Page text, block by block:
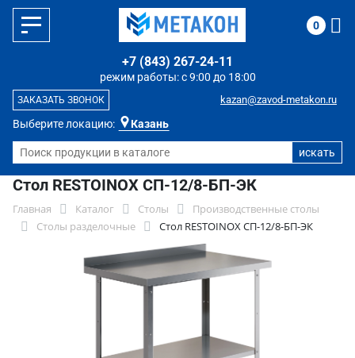
Выберите локацию: Казань
режим работы: с 9:00 до 18:00
+7 (843) 267-24-11
kazan@zavod-metakon.ru
ЗАКАЗАТЬ ЗВОНОК
0
Стол RESTOINOX СП-12/8-БП-ЭК
Главная Каталог Столы
Производственные столы
Столы разделочные
Стол RESTOINOX СП-12/8-БП-ЭК